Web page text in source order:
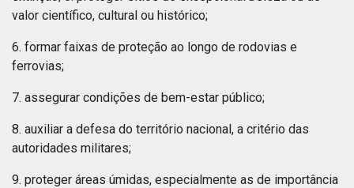
valor científico, cultural ou histórico;
6. formar faixas de proteção ao longo de rodovias e
ferrovias;
7. assegurar condições de bem-estar público;
8. auxiliar a defesa do território nacional, a critério das
autoridades militares;
9. proteger áreas úmidas, especialmente as de importância